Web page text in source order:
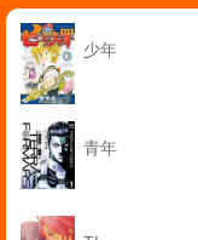
少年
青年